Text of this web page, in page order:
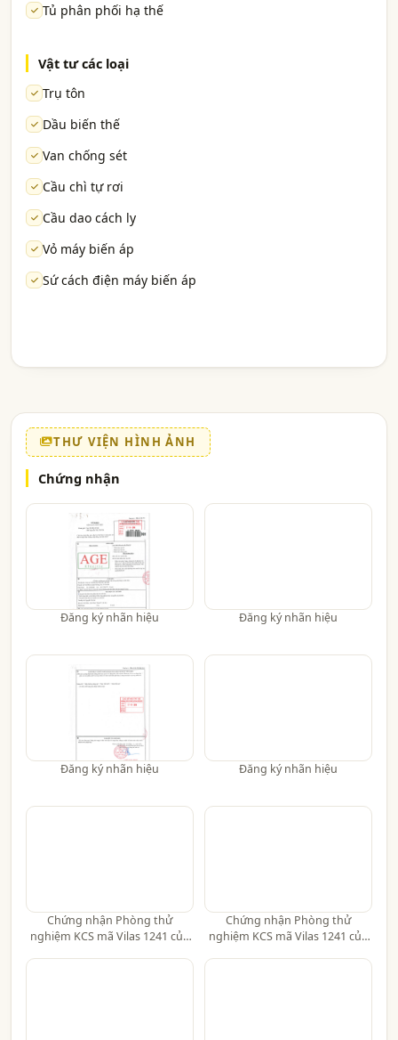
Tủ phân phối hạ thế
Vật tư các loại
Trụ tôn
Dầu biến thế
Van chống sét
Cầu chì tự rơi
Cầu dao cách ly
Vỏ máy biến áp
Sứ cách điện máy biến áp
THƯ VIỆN HÌNH ẢNH
Chứng nhận
Đăng ký nhãn hiệu Đăng ký nhãn hiệu
Đăng ký nhãn hiệu Đăng ký nhãn hiệu
Chứng nhận Phòng thử
nghiệm KCS mã Vilas 1241 của
Chứng nhận Phòng thử
nghiệm KCS mã Vilas 1241 của